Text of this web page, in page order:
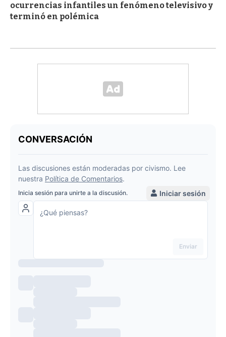
ocurrencias infantiles un fenómeno televisivo y
terminó en polémica